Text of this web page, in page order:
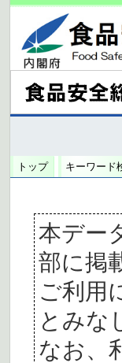
トップ キーワード
本デー
部に掲
ご利用
とみな
なお、